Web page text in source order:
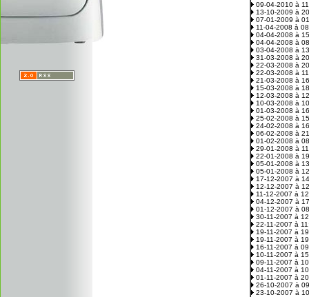
09-04-2010 à
13-10-2009 à
07-01-2009 à
11-04-2008 à
04-04-2008 à
04-04-2008 à
03-04-2008 à
31-03-2008 à
22-03-2008 à
22-03-2008 à
21-03-2008 à
15-03-2008 à
12-03-2008 à
10-03-2008 à
01-03-2008 à
25-02-2008 à
24-02-2008 à
06-02-2008 à
01-02-2008 à
29-01-2008 à
22-01-2008 à
05-01-2008 à
05-01-2008 à
17-12-2007 à
12-12-2007 à
11-12-2007 à
04-12-2007 à
01-12-2007 à
30-11-2007 à
22-11-2007 à
19-11-2007 à
19-11-2007 à
16-11-2007 à
10-11-2007 à
09-11-2007 à
04-11-2007 à
01-11-2007 à
26-10-2007 à
23-10-2007 à